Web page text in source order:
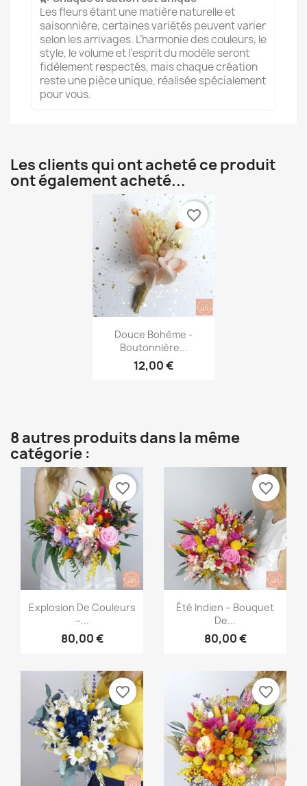
Les fleurs étant une matière naturelle et
saisonnière, certaines variétés peuvent varier
selon les arrivages. L’harmonie des couleurs, le
style, le volume et l’esprit du modèle seront
fidèlement respectés, mais chaque création
reste une pièce unique, réalisée spécialement
pour vous.
Les clients qui ont acheté ce produit
ont également acheté...
Aperçu rapide
Douce Bohème -
Boutonnière...
12,00 €
favorite_border
8 autres produits dans la même
catégorie :
Aperçu rapide
Explosion De Couleurs
–...
80,00 €
favorite_border
 Aperçu rapide
Été Indien – Bouquet
De...
80,00 €
favorite_border
favorite_border favorite_border